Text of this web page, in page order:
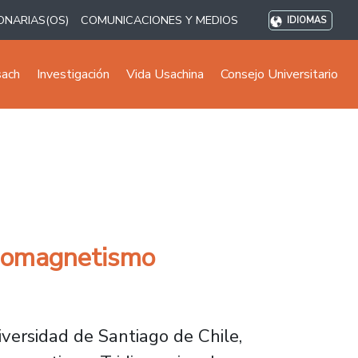
COMUNICACIONES Y MEDIOS IDIOMAS
Investigación Vida Usachina Consejo Universitario
de Santiago de Chile,